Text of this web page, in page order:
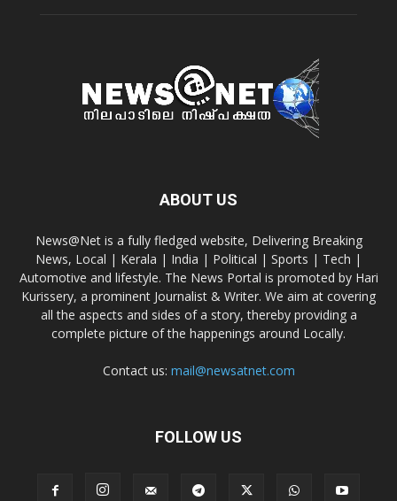
ABOUT US
News@Net is a fully fledged website, Delivering Breaking
News, Local | Kerala | India | Political | Sports | Tech |
Automotive and lifestyle. The News Portal is promoted by Hari
Kurissery, a prominent Journalist & Writer. We aim at covering
all the aspects and sides of a story, thereby providing a
complete picture of the happenings around Locally.
Contact us: mail@newsatnet.com
FOLLOW US